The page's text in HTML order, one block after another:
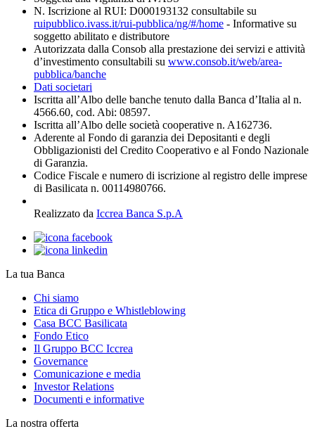
N. Iscrizione al RUI: D000193132 consultabile su
ruipubblico.ivass.it/rui-pubblica/ng/#/home - Informative su
soggetto abilitato e distributore
Autorizzata dalla Consob alla prestazione dei servizi e attività
d’investimento consultabili su www.consob.it/web/area-
pubblica/banche
Dati societari
Iscritta all’Albo delle banche tenuto dalla Banca d’Italia al n.
4566.60, cod. Abi: 08597.
Iscritta all’Albo delle società cooperative n. A162736.
Aderente al Fondo di garanzia dei Depositanti e degli
Obbligazionisti del Credito Cooperativo e al Fondo Nazionale
di Garanzia.
Codice Fiscale e numero di iscrizione al registro delle imprese
di Basilicata n. 00114980766.
Realizzato da Iccrea Banca S.p.A
La tua Banca
Chi siamo
Etica di Gruppo e Whistleblowing
Casa BCC Basilicata
Fondo Etico
Il Gruppo BCC Iccrea
Governance
Comunicazione e media
Investor Relations
Documenti e informative
La nostra offerta